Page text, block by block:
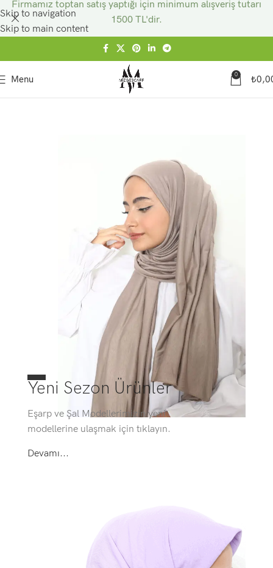
Skip to navigation
Skip to main content
Menu 0 ₺
Yeni Sezon Ürünler
Eşarp ve Şal Modellerimizin yeni
modellerine ulaşmak için tıklayın.
Devamı...
Firmamız toptan satış yaptığı için minimum alışveriş tutarı
1500 TL'dir.